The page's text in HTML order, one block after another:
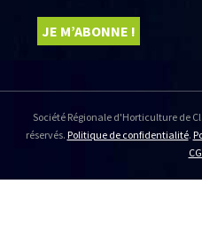
Société Régionale d'Horticulture de
réservés. Politique de confidentialité.